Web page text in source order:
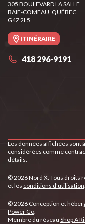
305 BOULEVARD LA SALLE
BAIE-COMEAU, QUÉBEC
G4Z 2L5
ITINÉRAIRE
418 296-9191
Les données affichées sont
considérées comme
détails.
© 2026 Nord X. Tous droits
et les conditions d'utilisation.
© 2026 Conception et
Power Go.
Membre du réseau Shop A